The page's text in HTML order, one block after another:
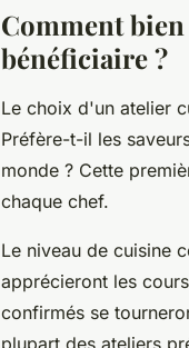
Comment
bénéficiaire ?
Le choix d'un atelier
Préfère-t-il les
monde ? Cette
chaque chef.
Le niveau de cuisine
apprécieront les
confirmés se
plupart des ateliers